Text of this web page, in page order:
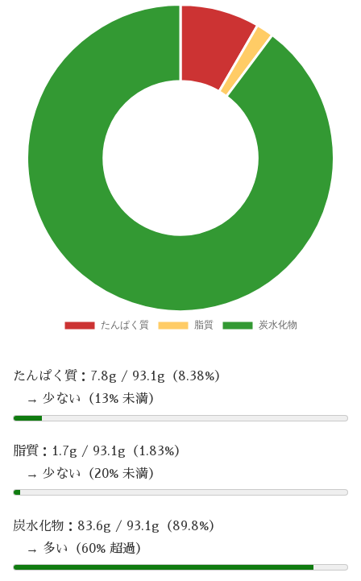
たんぱく質：7.8g / 93.1g（8.38%）
→ 少ない（13% 未満）
脂質：1.7g / 93.1g（1.83%）
→ 少ない（20% 未満）
炭水化物：83.6g / 93.1g（89.8%）
→ 多い（60% 超過）